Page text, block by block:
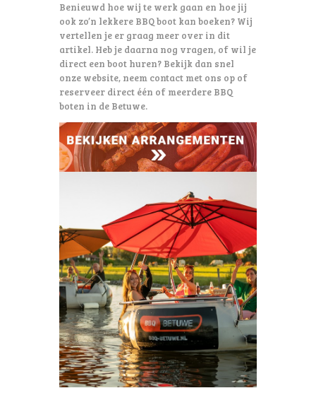
Benieuwd hoe wij te werk gaan en hoe jij
ook zo’n lekkere BBQ boot kan boeken? Wij
vertellen je er graag meer over in dit
artikel. Heb je daarna nog vragen, of wil je
direct een boot huren? Bekijk dan snel
onze website, neem contact met ons op of
reserveer direct één of meerdere BBQ
boten in de Betuwe.